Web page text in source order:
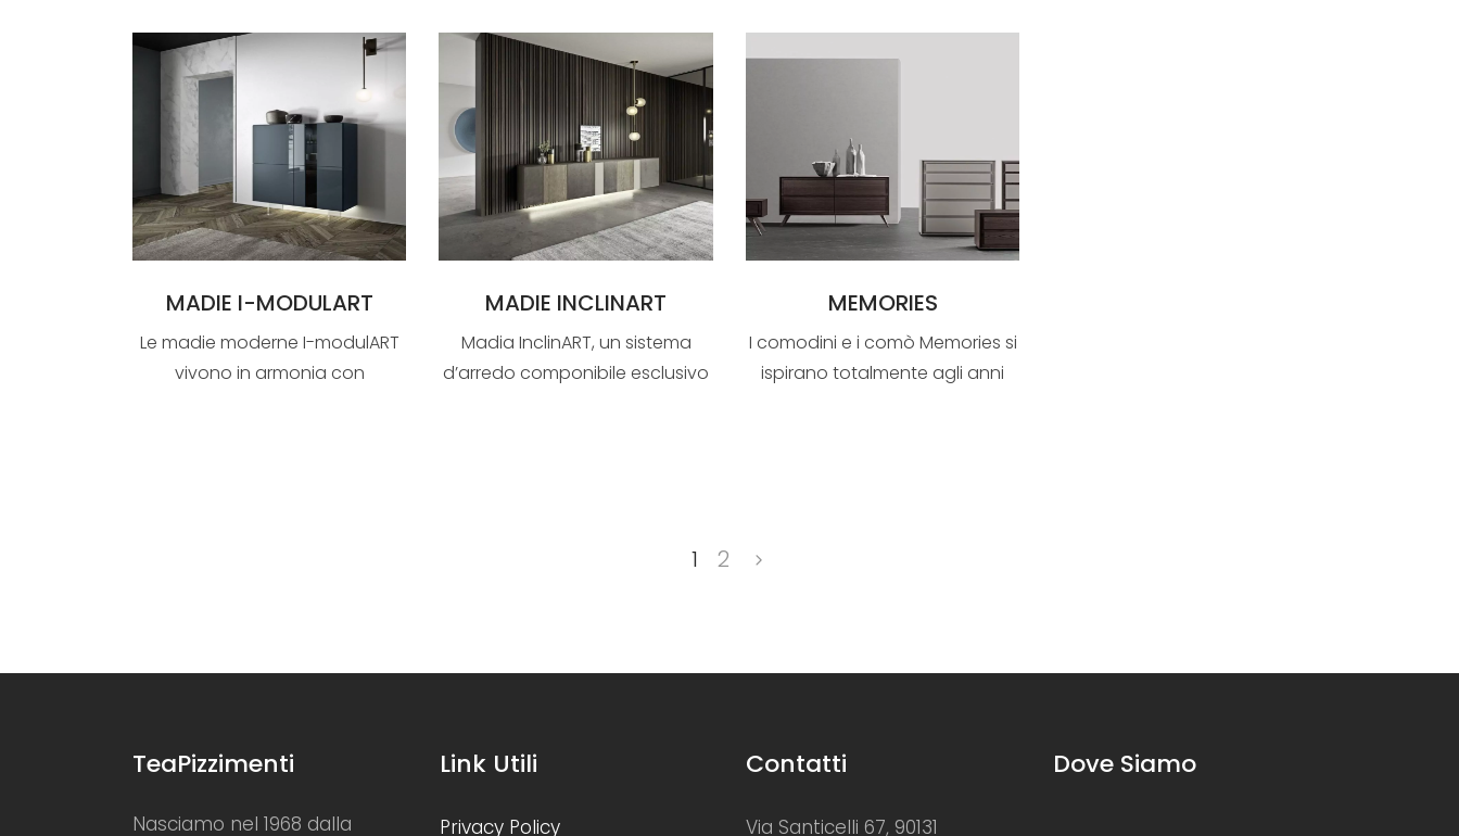
MADIE I-MODULART
Le madie moderne I-modulART
vivono in armonia con
MADIE INCLINART
Madia InclinART, un sistema
d’arredo componibile esclusivo
MEMORIES
I comodini e i comò Memories si
ispirano totalmente agli anni
1 2
TeaPizzimenti
Nasciamo nel 1968 dalla
Link Utili
Privacy Policy
Contatti
Via Santicelli 67, 90131
Dove Siamo